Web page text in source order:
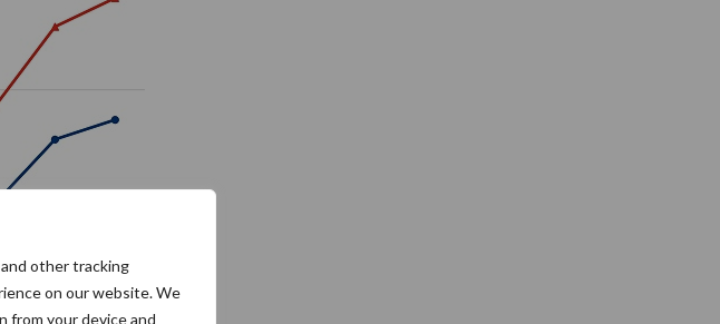
other tracking
on our website. We
from your device and